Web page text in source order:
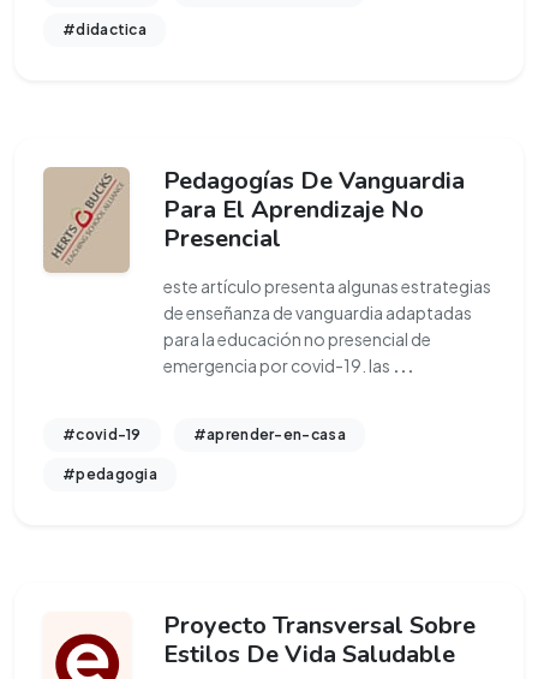
#didactica
Pedagogías De Vanguardia
Para El Aprendizaje No
Presencial
este artículo presenta algunas estrategias
de enseñanza de vanguardia adaptadas
para la educación no presencial de
emergencia por covid-19. las ...
#covid-19 #aprender-en-casa
#pedagogia
Proyecto Transversal Sobre
Estilos De Vida Saludable